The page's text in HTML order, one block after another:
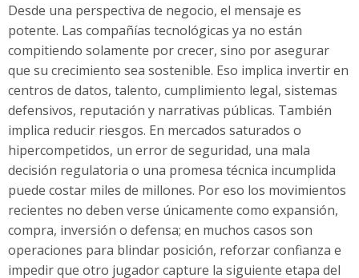
Desde una perspectiva de negocio, el mensaje es
potente. Las compañías tecnológicas ya no están
compitiendo solamente por crecer, sino por asegurar
que su crecimiento sea sostenible. Eso implica invertir en
centros de datos, talento, cumplimiento legal, sistemas
defensivos, reputación y narrativas públicas. También
implica reducir riesgos. En mercados saturados o
hipercompetidos, un error de seguridad, una mala
decisión regulatoria o una promesa técnica incumplida
puede costar miles de millones. Por eso los movimientos
recientes no deben verse únicamente como expansión,
compra, inversión o defensa; en muchos casos son
operaciones para blindar posición, reforzar confianza e
impedir que otro jugador capture la siguiente etapa del